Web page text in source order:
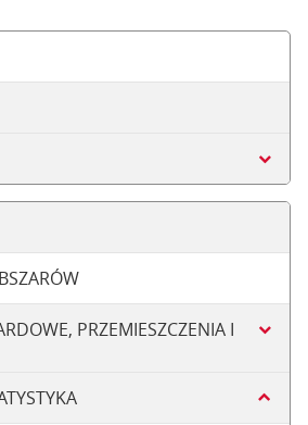
PRZEMIESZCZENIA I